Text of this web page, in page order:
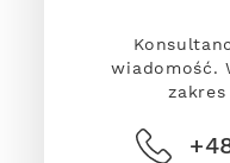
wiadomość.
zakres